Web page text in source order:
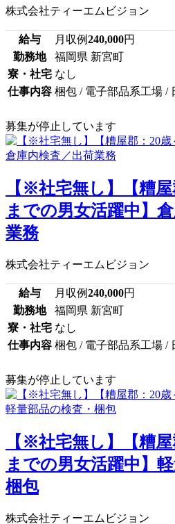
株式会社ティーエムビジョン
給与 月収例240,000円
勤務地
福岡県 新宮町
寮・社宅 なし
仕事内容 梱包 / 電子部品系工場 /
募集が停止しています
【※社宅無し】【糟
までの男女活躍中】
業務
株式会社ティーエムビジョン
給与 月収例240,000円
勤務地
福岡県 新宮町
寮・社宅 なし
仕事内容 梱包 / 電子部品系工場 /
募集が停止しています
【※社宅無し】【糟
までの男女活躍中】
梱包
株式会社ティーエムビジョン